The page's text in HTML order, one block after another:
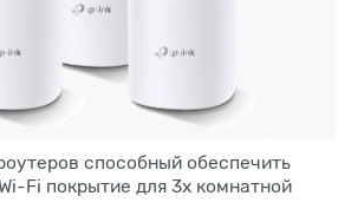
способный обеспечить
Fi покрытие для 3х комнатной